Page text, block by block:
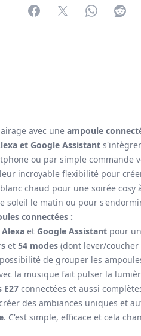
FacebookTwitterWhatsApp
avec une ampoule
et Google Assistant
ou par simple commande
incroyable flexibilité pour
chaud pour une soirée
soleil le matin ou pour
connectées :
Alexa et Google Assistant pour
et 54 modes (dont lever/
de grouper les
la musique fait pulser la
E27 connectées et aussi
des ambiances uniques et
. C'est simple, efficace et cela